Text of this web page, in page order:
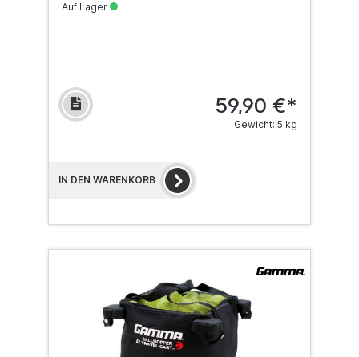
Auf Lager
59,90 €*
Gewicht: 5 kg
IN DEN WARENKORB